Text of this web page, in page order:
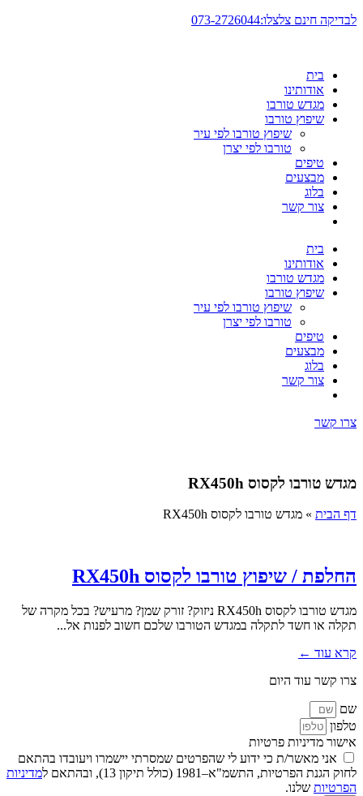
דלג
לבדיקה חינם צלצלו:073-2726044
בית
אודותינו
מגדש טורבו
שיפוץ טורבו
שיפוץ טורבו לפי עיר
טורבו לפי יצרן
טיפים
מבצעים
בלוג
צור קשר
בית
אודותינו
מגדש טורבו
שיפוץ טורבו
שיפוץ טורבו לפי עיר
טורבו לפי יצרן
טיפים
מבצעים
בלוג
צור קשר
צרו קשר
מגדש טורבו לקסוס RX450h
דף הבית » מגדש טורבו לקסוס RX450h
החלפת / שיפוץ טורבו לקסוס RX450h
מגדש טורבו לקסוס RX450h ניזוק? זורק שמן? מרעיש? בכל מקרה של
תקלה או חשד לתקלה במגדש הטורבו שלכם חשוב לפנות אל...
קרא עוד ←
צרו קשר עוד היום
שם
טלפון
אישור מדיניות פרטיות
אני מאשר/ת כי ידוע לי שהפרטים שמסרתי יישמרו ויעובדו בהתאם
לחוק הגנת הפרטיות, התשמ"א–1981 (כולל תיקון 13), ובהתאם ל
מדיניות
הפרטיות שלנו.